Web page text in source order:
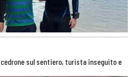
cedrone sul sentiero, turista inseguito e